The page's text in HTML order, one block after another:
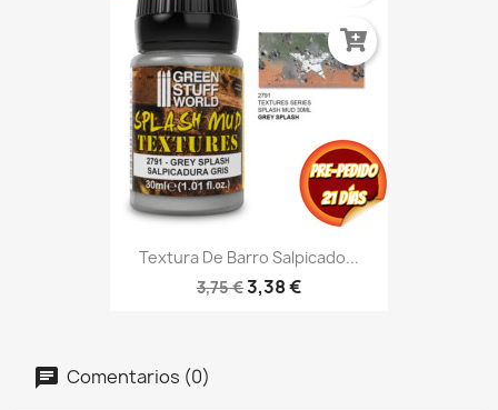
Textura De Barro Salpicado...
3,75 €3,38 €
Comentarios (0)